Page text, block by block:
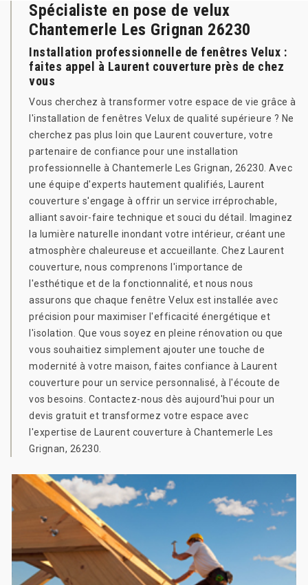
Spécialiste en pose de velux
Chantemerle Les Grignan 26230
Installation professionnelle de fenêtres Velux :
faites appel à Laurent couverture près de chez
vous
Vous cherchez à transformer votre espace de vie grâce à
l'installation de fenêtres Velux de qualité supérieure ? Ne
cherchez pas plus loin que Laurent couverture, votre
partenaire de confiance pour une installation
professionnelle à Chantemerle Les Grignan, 26230. Avec
une équipe d'experts hautement qualifiés, Laurent
couverture s'engage à offrir un service irréprochable,
alliant savoir-faire technique et souci du détail. Imaginez
la lumière naturelle inondant votre intérieur, créant une
atmosphère chaleureuse et accueillante. Chez Laurent
couverture, nous comprenons l'importance de
l'esthétique et de la fonctionnalité, et nous nous
assurons que chaque fenêtre Velux est installée avec
précision pour maximiser l'efficacité énergétique et
l'isolation. Que vous soyez en pleine rénovation ou que
vous souhaitiez simplement ajouter une touche de
modernité à votre maison, faites confiance à Laurent
couverture pour un service personnalisé, à l'écoute de
vos besoins. Contactez-nous dès aujourd'hui pour un
devis gratuit et transformez votre espace avec
l'expertise de Laurent couverture à Chantemerle Les
Grignan, 26230.